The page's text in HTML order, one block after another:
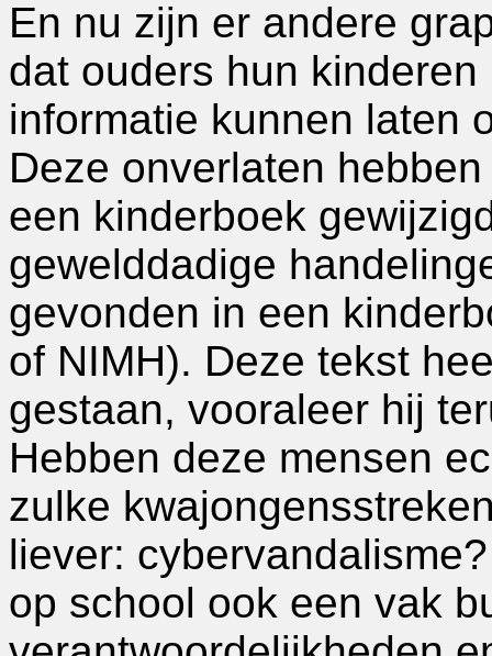
En nu zijn er andere
dat ouders hun
informatie kunnen laten
Deze onverlaten
een kinderboek
gewelddadige
gevonden in een
of NIMH). Deze tekst
gestaan, vooraleer hij
Hebben deze mensen
zulke
liever:
op school ook een vak